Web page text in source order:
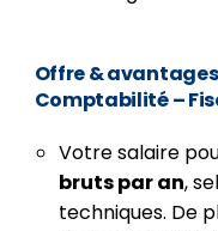
Offre & avantages
Comptabilité –
Votre salaire
bruts par an,
techniques. De